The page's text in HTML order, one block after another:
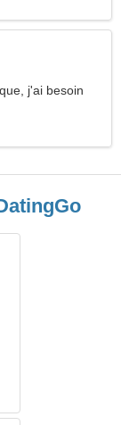
j'ai besoin